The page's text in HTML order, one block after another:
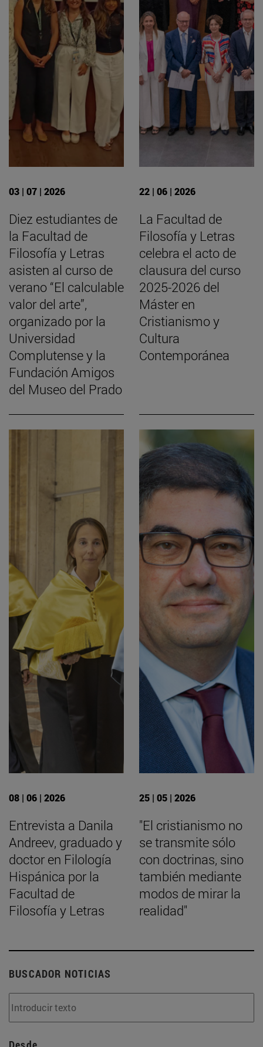
03 | 07 | 2026
Diez estudiantes de
la Facultad de
Filosofía y Letras
asisten al curso de
verano “El calculable
valor del arte”,
organizado por la
Universidad
Complutense y la
Fundación Amigos
del Museo del Prado
22 | 06 | 2026
La Facultad de
Filosofía y Letras
celebra el acto de
clausura del curso
2025-2026 del
Máster en
Cristianismo y
Cultura
Contemporánea
08 | 06 | 2026
Entrevista a Danila
Andreev, graduado y
doctor en Filología
Hispánica por la
Facultad de
Filosofía y Letras
25 | 05 | 2026
"El cristianismo no
se transmite sólo
con doctrinas, sino
también mediante
modos de mirar la
realidad"
BUSCADOR NOTICIAS